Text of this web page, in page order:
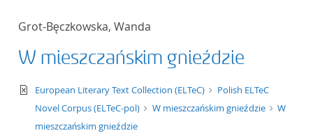
Grot-Bęczkowska, Wanda
W mieszczańskim gnieździe
text/xml
European Literary Text Collection (ELTeC)
Polish ELTeC
Novel Corpus (ELTeC-pol)
W mieszczańskim gnieździe
W
mieszczańskim gnieździe